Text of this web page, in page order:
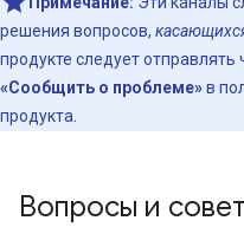
решения вопросов,
продукте следует отправлять
«Сообщить о проблеме»в
продукта.
Вопросы и